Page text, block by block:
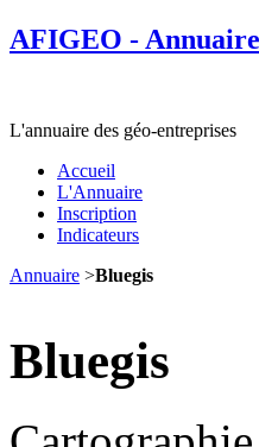
AFIGEO -
L'annuaire des géo-entreprises
Accueil
L'Annuaire
Inscription
Indicateurs
Annuaire >Bluegis
Bluegis